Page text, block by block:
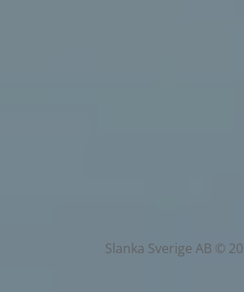
Slanka Sverige AB ©